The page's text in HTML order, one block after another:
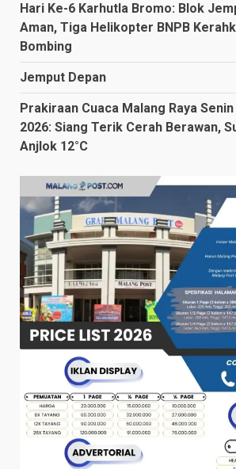
Hari Ke-6 Karhutla Bromo: Blok
Aman, Tiga Helikopter BNPB
Bombing
Jemput Depan
Prakiraan Cuaca Malang Raya
2026: Siang Terik Cerah Berawan,
Anjlok 12°C